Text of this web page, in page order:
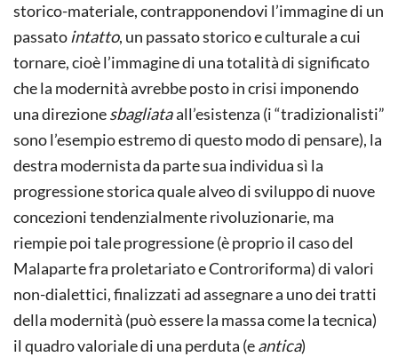
storico-materiale, contrapponendovi l’immagine di un
passato intatto, un passato storico e culturale a cui
tornare, cioè l’immagine di una totalità di significato
che la modernità avrebbe posto in crisi imponendo
una direzionesbagliataall’esistenza (i “tradizionalisti”
sono l’esempio estremo di questo modo di pensare), la
destra modernista da parte sua individua sì la
progressione storica quale alveo di sviluppo di nuove
concezioni tendenzialmente rivoluzionarie, ma
riempie poi tale progressione (è proprio il caso del
Malaparte fra proletariato e Controriforma) di valori
non-dialettici, finalizzati ad assegnare a uno dei tratti
della modernità (può essere la massa come la tecnica)
il quadro valoriale di una perduta (eantica)